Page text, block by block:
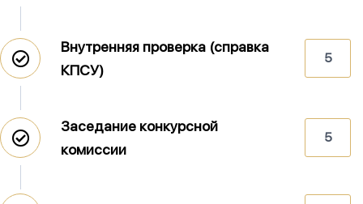
Внутренняя проверка (справка
КПСУ)
5
Заседание конкурсной
комиссии
5